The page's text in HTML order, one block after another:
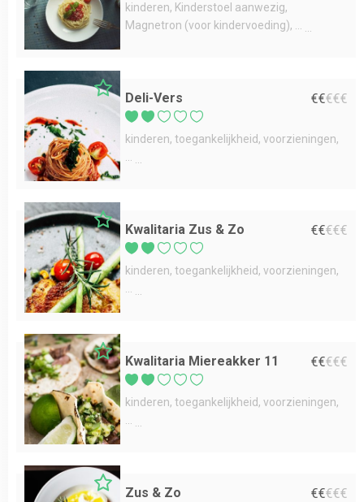
kinderen Kinderstoel aanwezig
Magnetron (voor kindervoeding)
Deli-Vers €€€€€
kinderen toegankelijkheid voorzieningen
Kwalitaria Zus & Zo €€€€€
kinderen toegankelijkheid voorzieningen
Kwalitaria Miereakker 11 €€€€€
kinderen toegankelijkheid voorzieningen
Zus & Zo €€€€€